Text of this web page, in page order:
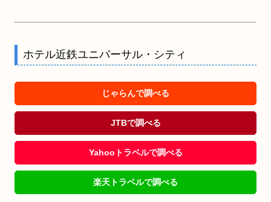
ホテル近鉄ユニバーサル・シティ
じゃらんで調べる
JTBで調べる
Yahooトラベルで調べる
楽天トラベルで調べる